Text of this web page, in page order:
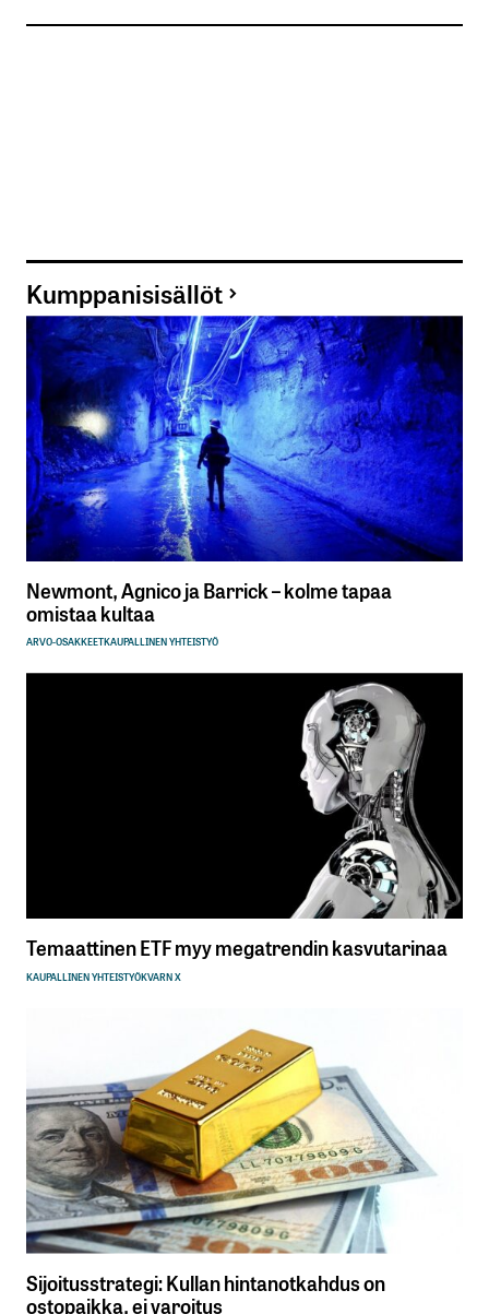
Kumppanisisällöt
Newmont, Agnico ja Barrick – kolme tapaa
omistaa kultaa
ARVO-OSAKKEETKAUPALLINEN YHTEISTYÖ
Temaattinen ETF myy megatrendin kasvutarinaa
KAUPALLINEN YHTEISTYÖKVARN X
Sijoitusstrategi: Kullan hintanotkahdus on
ostopaikka, ei varoitus